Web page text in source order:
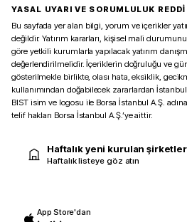
YASAL UYARI VE SORUMLULUK REDDİ
Bu sayfada yer alan bilgi, yorum ve içerikler
değildir. Yatırım kararları, kişisel mali
göre yetkili kurumlarla yapılacak yatırım
değerlendirilmelidir. İçeriklerin doğruluğu ve
gösterilmekle birlikte, olası hata, eksiklik,
kullanımından doğabilecek zararlardan
BIST isim ve logosu ile Borsa İstanbul A.Ş.
telif hakları Borsa İstanbul A.Ş.’ye aittir.
Haftalık yeni kurulan şirketler
Haftalık listeye göz atın
App Store'dan